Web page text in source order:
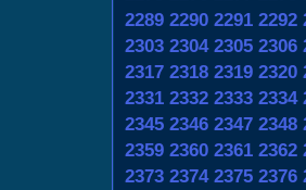
2289 2290 2291 2292
2303 2304 2305 2306
2317 2318 2319 2320
2331 2332 2333 2334
2345 2346 2347 2348
2359 2360 2361 2362
2373 2374 2375 2376